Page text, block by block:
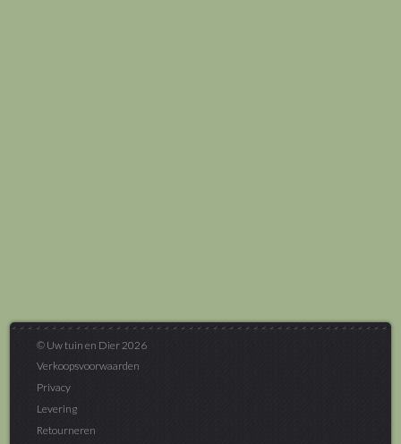
© Uw tuin en Dier 2026
Verkoopsvoorwaarden
Privacy
Levering
Retourneren